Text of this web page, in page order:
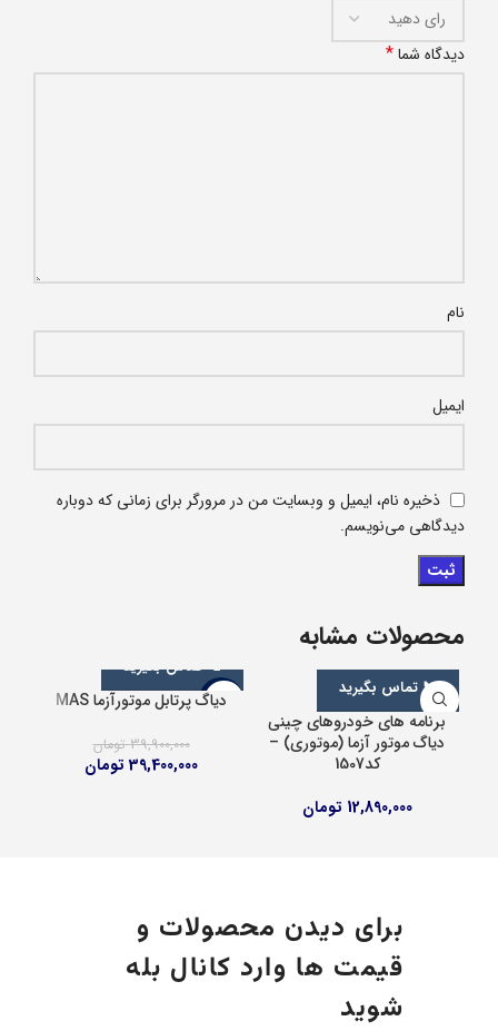
دیدگاه شما*
نام
ایمیل
ذخیره نام، ایمیل و وبسایت من در مرورگر برای زمانی که دوباره
دیدگاهی می‌نویسم.
محصولات مشابه
📞 تماس بگیرید
برنامه های خودروهای چینی
دیاگ موتور آزما (موتوری) –
کد1507
تومان
-1%
📞 تماس بگیرید
دیاگ پرتابل موتورآزما MAS
39,900,000 تومان
39,400,000 تومان
برای دیدن محصولات و
قیمت ها وارد کانال بله
شوید